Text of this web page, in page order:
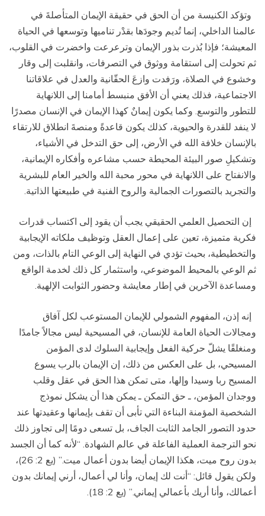
وتؤكد الكنيسة من أن الحق في حقيقة الإيمان المتأصلةَ في
عالمنا الداخلي، إنما تُديم وجودَها بقدْر تناميها وتوسعها في الحياة
المعيشة؛ فإذا بُذرت بذور الإيمان وترعرعت واخضرت في القلوب،
ثم تحولت إلى استقامة ووثوق في التصرفات، وانقلبت إلى وقار
وخشوع في الصلاة، ورَفدت وازعَ الحقّانية والعدل في علاقاتنا
الاجتماعية، فذلك يعني أن الأفق منبسط أمامنا إلى اللانهاية
للتطور والتوسع. وكما يكون إيمانٌ كهذا الإيمان في الإنسان مصدرًا
لا ينفد للقدرة والحيوية، كذلك يكون قاعدةً ومنصةَ انطلاق للارتقاء
بالإنسان خلافة الله في الأرض، إلى حق التدخل في الأشياء،
وتشكيلِ صور البيئة المحيطة حسب مشاعره وأفكاره الإيمانية،
والانفتاح على اللانهاية في محور محبة الله والخير العام للبشرية
والتجريد بالتصورات الجمالية والروح الفنية في طبيعتها الذاتية.
إن التحصيل العلمي الحقيقي يجب أن يقود إلى اكتساب قدرات
فكرية متميزة، تعين على إعمال العقل وتوظيف ملكاته الإيجابية
والتخطيطية، بحيث تؤدي في النهاية إلى الوعي التام بالذات، ومن
ثم الوعي بالمحيط الموضوعي، واستثمار كل ذلك لخدمة الواقع
ومساعدة الآخرين في إطار معايشة وحضور الثوابت الإلهية.
إنه إذن، المفهوم الشمولي للإيمان المستوعب لكل آفاق
ومجالات الحياة العامة للإنسان، في المسيحية ليس مجالاً جامدًا
ومنغلقًا يشلّ حركية الفعل وإيجابية السلوك لدى المؤمن
المسيحي، بل على العكس من ذلك، إن الإيمان بالرب يسوع
المسيح ربا وسيدا وإلها، متى تمكن هذا الحق في عقل وقلب
ووجدان المؤمن، ـ حق التمكن ـ يمكن هذا أن يشكل نموذج
الشخصية المؤمنة البناءة التي تأبى أن تقف بإيمانها وعقيدتها عند
حدود التصور الجامد الثابت الجاف، بل تسعى دومًا إلى تجاوز ذلك
نحو الترجمة العملية الفاعلة في عالم الشهادة. “لأنه كما أن الجسد
بدون روح ميت، هكذا الإيمان أيضا بدون أعمال ميت.” (يع 2: 26)،
ولكن يقول قائل: “أنت لك إيمان، وأنا لي أعمال، أرني إيمانك بدون
أعمالك، وأنا أريك بأعمالي إيماني.” (يع 2: 18).